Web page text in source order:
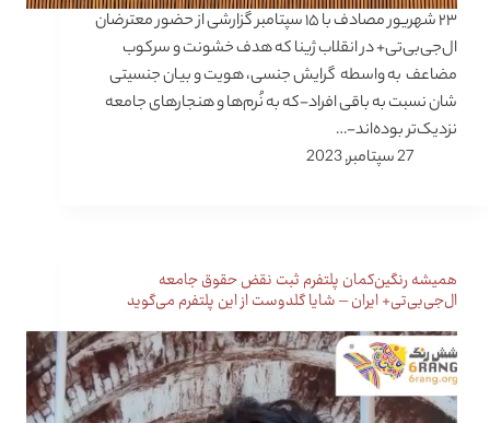
۲۳ شهریور مصادف با ۱۵ سپتامبر گزارشی از حضور معترضان
ال‌جی‌بی‌تی+ در انقلاب ژینا که هدف خشونت و سرکوب
مضاعف به واسطه گرایش جنسی، هویت و بیان جنسیتی
شان نسبت به باقی افراد-که به نُرم‌ها و هنجارهای جامعه
نزدیک‌تر بوده‌اند-…
27 سپتامبر, 2023
همیشه رنگین‌کمان پلتفرم ثبت نقض حقوق جامعه
ال‌جی‌بی‌تی+ ایران – شایا گلدوست از این پلتفرم می‌گوید